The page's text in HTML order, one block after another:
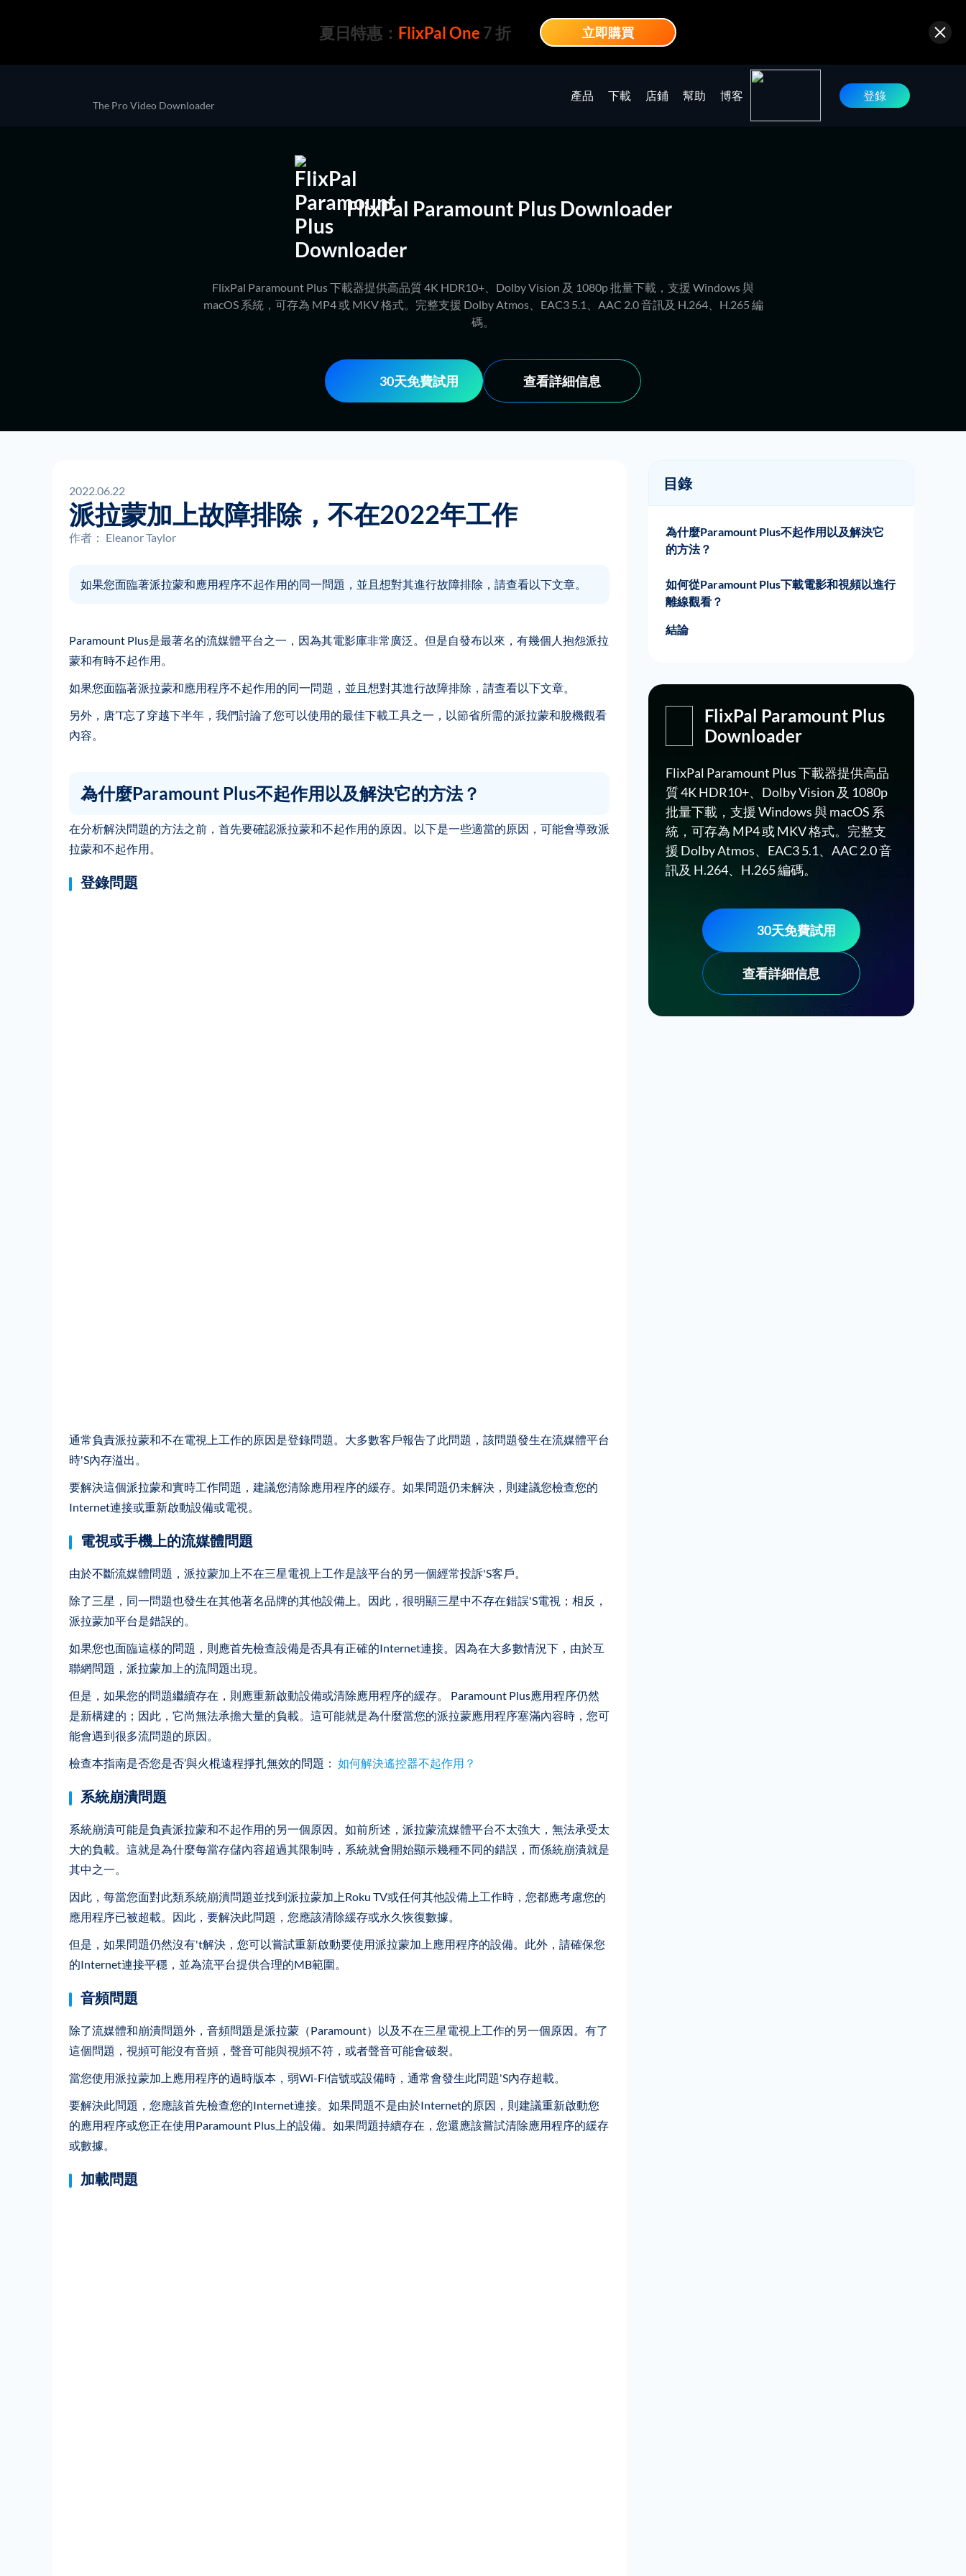
The Pro Video Downloader
產品 下載 店鋪 幫助 博客 登錄
夏日特惠： FlixPal One 7 折 立即購買
FlixPal Paramount Plus Downloader
FlixPal Paramount Plus 下載器提供高品質 4K HDR10+、Dolby Vision 及 1080p 批量下載，支援 Windows 與
macOS 系統，可存為 MP4 或 MKV 格式。完整支援 Dolby Atmos、EAC3 5.1、AAC 2.0 音訊及 H.264、H.265 編
碼。
30天免費試用 查看詳細信息
2022.06.22
派拉蒙加上故障排除，不在2022年工作
作者： Eleanor Taylor
如果您面臨著派拉蒙和應用程序不起作用的同一問題，並且想對其進行故障排除，請查看以下文章。
Paramount Plus是最著名的流媒體平台之一，因為其電影庫非常廣泛。但是自發布以來，有幾個人抱怨派拉
蒙和有時不起作用。
如果您面臨著派拉蒙和應用程序不起作用的同一問題，並且想對其進行故障排除，請查看以下文章。
另外，唐’T忘了穿越下半年，我們討論了您可以使用的最佳下載工具之一，以節省所需的派拉蒙和脫機觀看
內容。
為什麼Paramount Plus不起作用以及解決它的方法？
在分析解決問題的方法之前，首先要確認派拉蒙和不起作用的原因。以下是一些適當的原因，可能會導致派
拉蒙和不起作用。
登錄問題
通常負責派拉蒙和不在電視上工作的原因是登錄問題。大多數客戶報告了此問題，該問題發生在流媒體平台
時'S內存溢出。
要解決這個派拉蒙和實時工作問題，建議您清除應用程序的緩存。如果問題仍未解決，則建議您檢查您的
Internet連接或重新啟動設備或電視。
電視或手機上的流媒體問題
由於不斷流媒體問題，派拉蒙加上不在三星電視上工作是該平台的另一個經常投訴'S客戶。
除了三星，同一問題也發生在其他著名品牌的其他設備上。因此，很明顯三星中不存在錯誤'S電視；相反，
派拉蒙加平台是錯誤的。
如果您也面臨這樣的問題，則應首先檢查設備是否具有正確的Internet連接。因為在大多數情況下，由於互
聯網問題，派拉蒙加上的流問題出現。
但是，如果您的問題繼續存在，則應重新啟動設備或清除應用程序的緩存。 Paramount Plus應用程序仍然
是新構建的；因此，它尚無法承擔大量的負載。這可能就是為什麼當您的派拉蒙應用程序塞滿內容時，您可
能會遇到很多流問題的原因。
檢查本指南是否您是否’與火棍遠程掙扎無效的問題： 如何解決遙控器不起作用？
系統崩潰問題
系統崩潰可能是負責派拉蒙和不起作用的另一個原因。如前所述，派拉蒙流媒體平台不太強大，無法承受太
大的負載。這就是為什麼每當存儲內容超過其限制時，系統就會開始顯示幾種不同的錯誤，而係統崩潰就是
其中之一。
因此，每當您面對此類系統崩潰問題並找到派拉蒙加上Roku TV或任何其他設備上工作時，您都應考慮您的
應用程序已被超載。因此，要解決此問題，您應該清除緩存或永久恢復數據。
但是，如果問題仍然沒有't解決，您可以嘗試重新啟動要使用派拉蒙加上應用程序的設備。此外，請確保您
的Internet連接平穩，並為流平台提供合理的MB範圍。
音頻問題
除了流媒體和崩潰問題外，音頻問題是派拉蒙（Paramount）以及不在三星電視上工作的另一個原因。有了
這個問題，視頻可能沒有音頻，聲音可能與視頻不符，或者聲音可能會破裂。
當您使用派拉蒙加上應用程序的過時版本，弱Wi-Fi信號或設備時，通常會發生此問題'S內存超載。
要解決此問題，您應該首先檢查您的Internet連接。如果問題不是由於Internet的原因，則建議重新啟動您
的應用程序或您正在使用Paramount Plus上的設備。如果問題持續存在，您還應該嘗試清除應用程序的緩存
或數據。
加載問題
目錄
為什麼Paramount Plus不起作用以及解決它
的方法？
登錄問題
電視或手機上的流媒體問題
系統崩潰問題
音頻問題
加載問題
鑄造問題
如何從Paramount Plus下載電影和視頻以進行
離線觀看？
結論
FlixPal Paramount Plus
Downloader
FlixPal Paramount Plus 下載器提供高品
質 4K HDR10+、Dolby Vision 及 1080p
批量下載，支援 Windows 與 macOS 系
統，可存為 MP4 或 MKV 格式。完整支
援 Dolby Atmos、EAC3 5.1、AAC 2.0 音
訊及 H.264、H.265 編碼。
30天免費試用
查看詳細信息